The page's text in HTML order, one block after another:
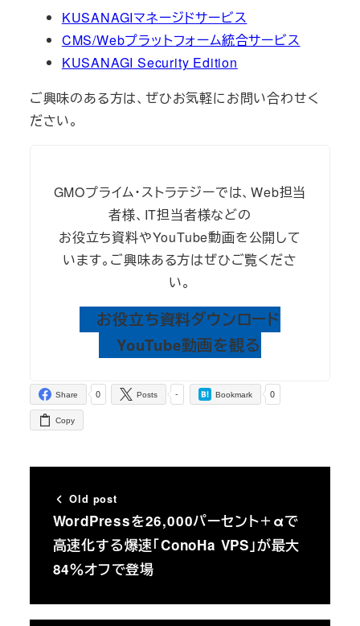
KUSANAGIマネージドサービス
CMS/Webプラットフォーム統合サービス
KUSANAGI Security Edition
ご興味のある方は、ぜひお気軽にお問い合わせく
ださい。
GMOプライム・ストラテジーでは、Web担当
者様、IT担当者様などの
お役立ち資料やYouTube動画を公開して
います。ご興味ある方はぜひご覧くださ
い。
お役立ち資料ダウンロード
YouTube動画を観る
0
Share -
Posts 0
Bookmark
Copy
Old post
WordPressを26,000パーセント＋αで
高速化する爆速「ConoHa VPS」が最大
84％オフで登場